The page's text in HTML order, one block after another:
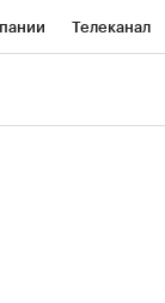
Телеканал